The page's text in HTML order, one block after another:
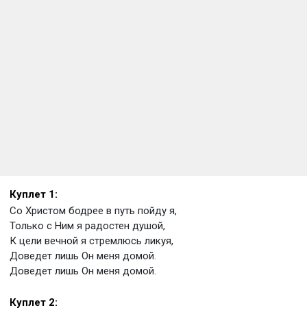
Куплет 1:
Со Христом бодрее в путь пойду я,
Только с Ним я радостен душой,
К цели вечной я стремлюсь ликуя,
Доведет лишь Он меня домой.
Доведет лишь Он меня домой.
Куплет 2: